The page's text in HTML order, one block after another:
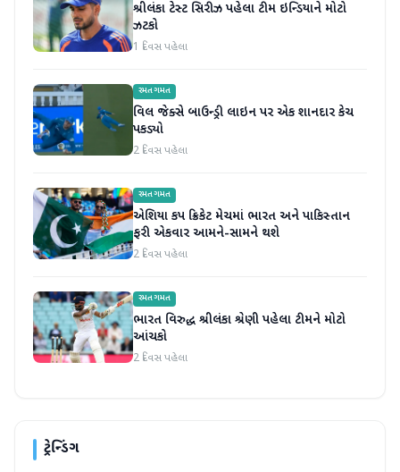
શ્રીલંકા ટેસ્ટ સિરીઝ પહેલા ટીમ ઇન્ડિયાને મોટો
ઝટકો
1 દિવસ પહેલા
રમતગમત
વિલ જેક્સે બાઉન્ડ્રી લાઇન પર એક શાનદાર કેચ
પકડ્યો
2 દિવસ પહેલા
રમતગમત
એશિયા કપ ક્રિકેટ મેચમાં ભારત અને પાકિસ્તાન
ફરી એકવાર આમને-સામને થશે
2 દિવસ પહેલા
રમતગમત
ભારત વિરુદ્ધ શ્રીલંકા શ્રેણી પહેલા ટીમને મોટો
આંચકો
2 દિવસ પહેલા
ટ્રેન્ડિંગ